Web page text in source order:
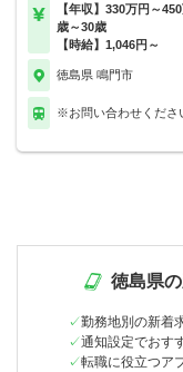
【年収】330万円～
歳～30歳
【時給】1,046円～
徳島県 鳴門市
※お問い合わせくださ
徳島県
勤務地別の新着
通知設定でおす
転職に役立つア